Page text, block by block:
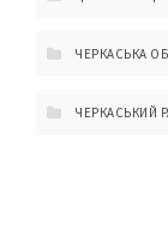
ЧЕРКАСЬКА
ЧЕРКАСЬКИЙ